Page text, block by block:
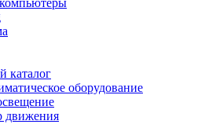
каталог
оборудование
движения